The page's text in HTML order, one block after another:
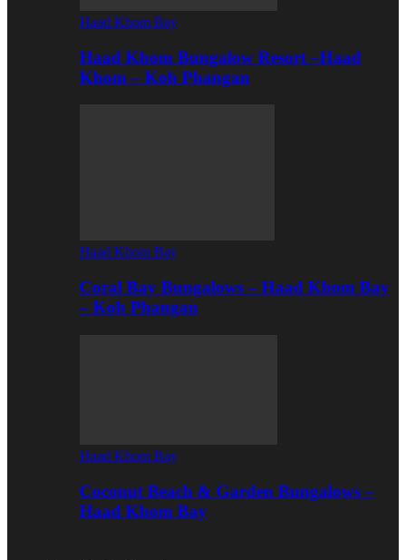
Haad Khom Bay
Haad Khom Bungalow Resort –Haad
Khom – Koh Phangan
Haad Khom Bay
Coral Bay Bungalows – Haad Khom Bay
– Koh Phangan
Haad Khom Bay
Coconut Beach & Garden Bungalows –
Haad Khom Bay